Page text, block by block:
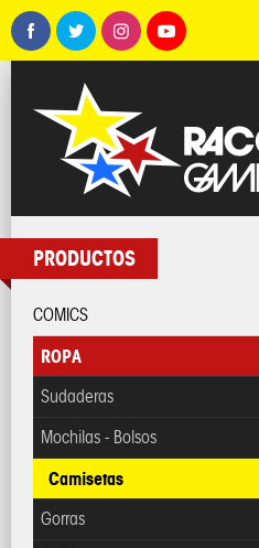
PRODUCTOS
COMICS
ROPA
Sudaderas
Mochilas - Bolsos
Camisetas
Gorras